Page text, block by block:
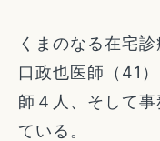
くまのなる在宅
口政也医師（41
師４人、そして
ている。